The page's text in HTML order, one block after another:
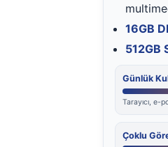
16GB
512GB
Günlük
Tarayıcı, e-
Çoklu